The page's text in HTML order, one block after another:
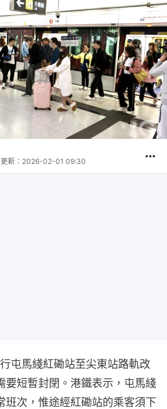
更新： 2026-02-01 09:30
屯馬綫紅磡站至尖東站路軌改
要短暫封閉。港鐵表示，屯馬綫
班次，惟途經紅磡站的乘客須下